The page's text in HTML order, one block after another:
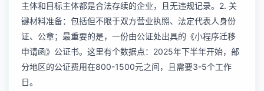
主体和目标主体都是合法存续的企业，且无违规记录。2. 关
键材料准备：包括但不限于双方营业执照、法定代表人身份
证、公章；最重要的是，一份由公证处出具的《小程序迁移
申请函》公证书。这里有个数据点：2025年下半年开始，部
分地区的公证费用在800-1500元之间，且需要3-5个工作
日。